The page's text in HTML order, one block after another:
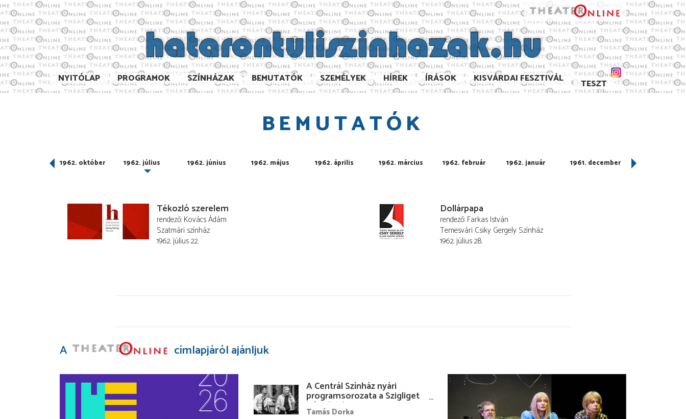
NYITÓLAP PROGRAMOK SZÍNHÁZAK BEMUTATÓK SZEMÉLYEK HÍREK ÍRÁSOK KISVÁRDAI FESZTIVÁL TESZT
BEMUTATÓK
1962. október 1962. július 1962. június 1962. május 1962. április 1962. március 1962. február 1962. január 1961. december 1961. november
Tékozló szerelem
rendező Kovács Ádám
Szatmári színház
1962. július 22.
Dollárpapa
rendező Farkas István
Temesvári Csiky Gergely Színház
1962. július 28.
A címlapjáról ajánljuk
A Centrál Színház nyári
programsorozata a Szigliget
Várudvarban
Tamás Dorka